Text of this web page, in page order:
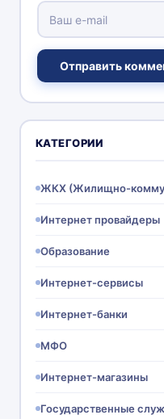
Отправить
КАТЕГОРИИ
ЖКХ (Жилищно-
Интернет провайдеры
Образование
Интернет-сервисы
Интернет-банки
МФО
Интернет-магазины
Государственные